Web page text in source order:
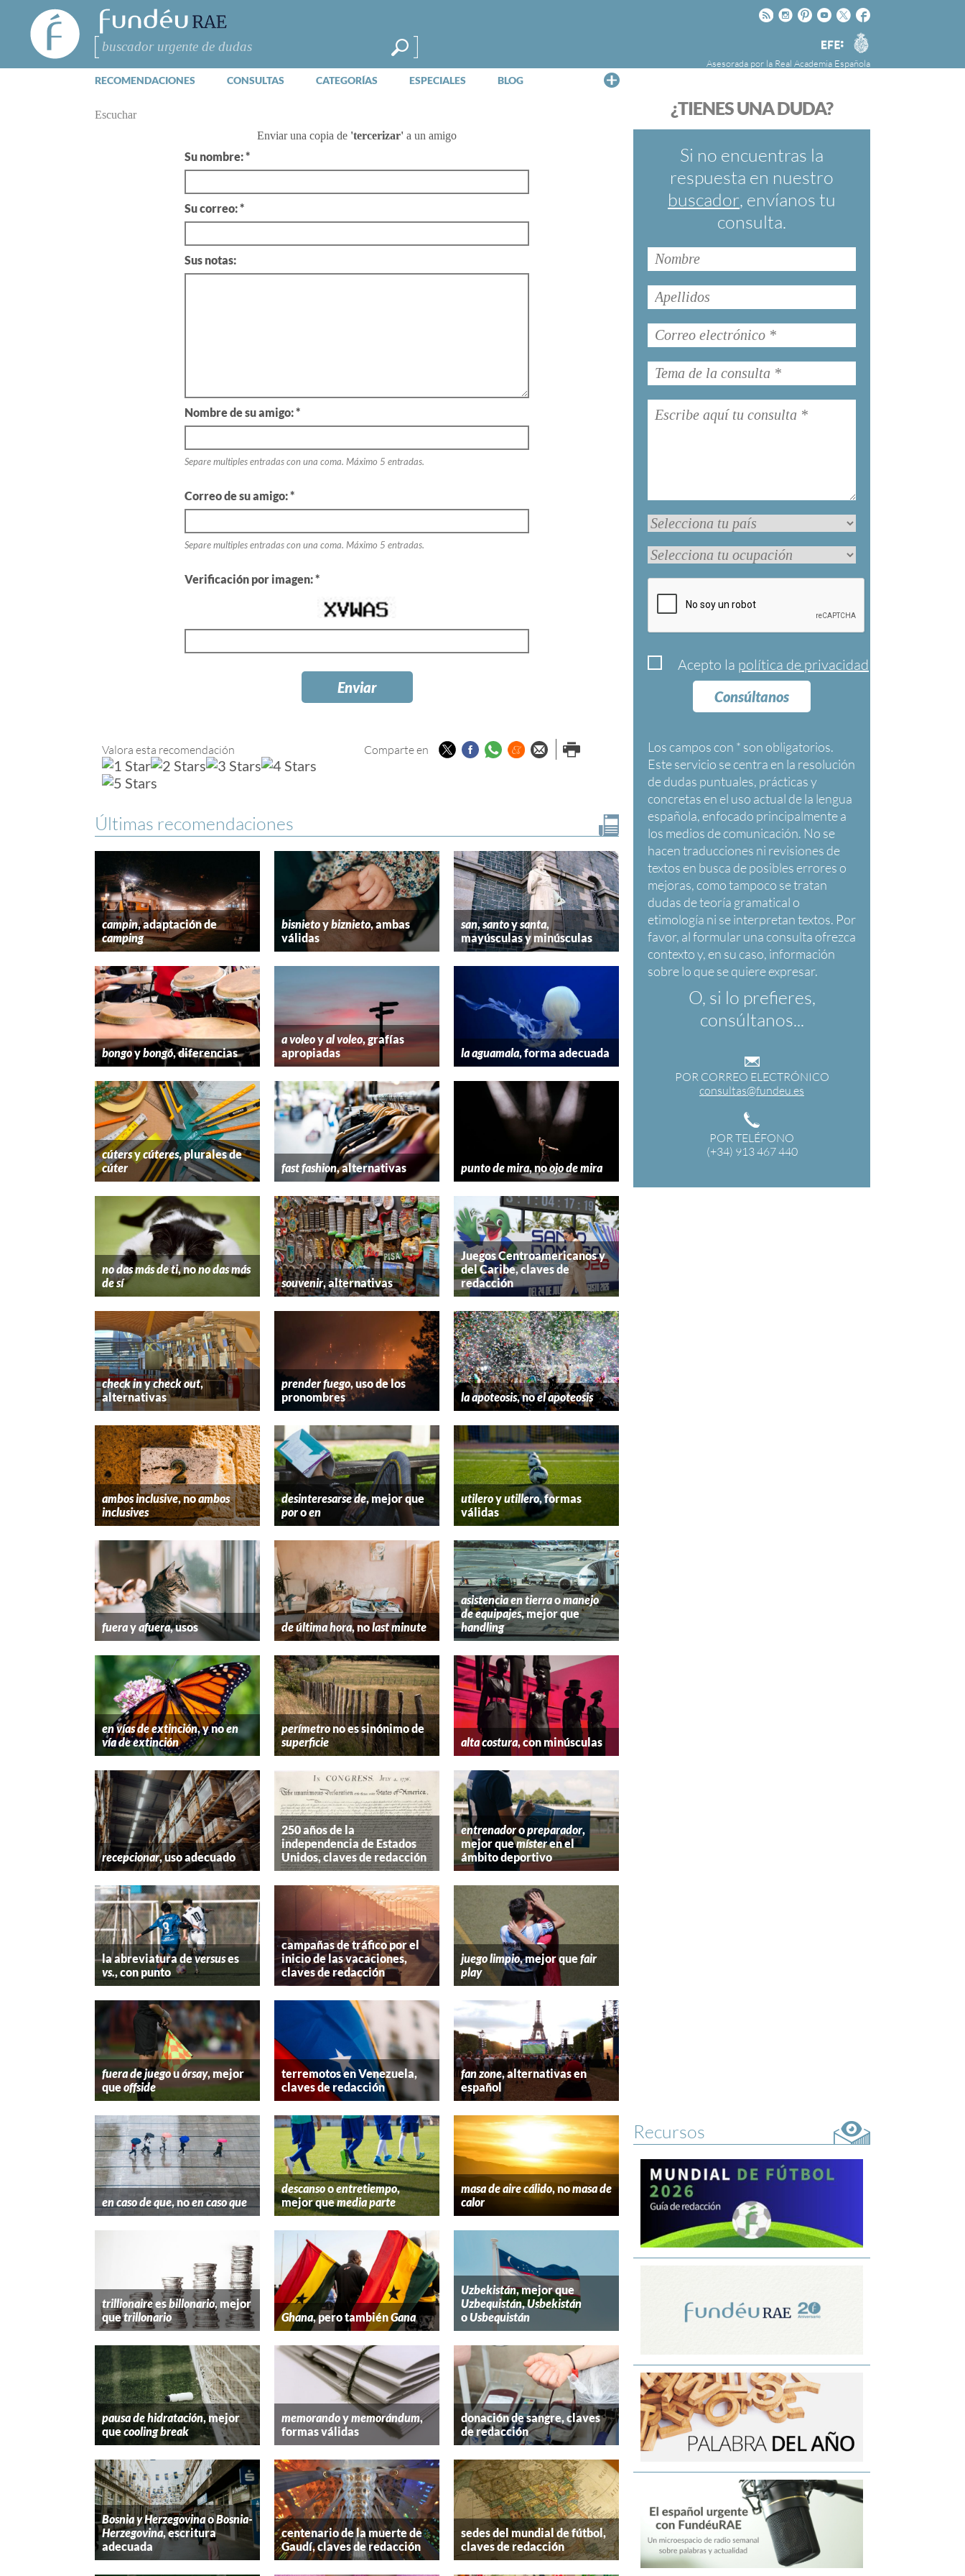
FundéuRAE
- Fundación
del Español
Urgente
Buscar
Facebook
Twitter
Youtube
Pinteres
Instagram
Rss
Agencia
EFE
Asesorada por la Real Academia Española
RECOMENDACIONES CONSULTAS CATEGORÍAS ESPECIALES BLOG
FundéuRAE es una fundación patrocinada por
cuyo objetivo es colaborar con el buen uso del
español en los medios de comunicación y en
Internet.
¿TIENES UNA DUDA?
Si no encuentras la
respuesta en nuestro
buscador, envíanos tu
consulta.
Acepto la política de privacidad
Consúltanos
Los campos con * son obligatorios
O, si lo prefieres,
consúltanos...
POR CORREO ELECTRÓNICO
consultas@fundeu.es
POR TELÉFONO
(+34) 913 467 440
Escuchar
Enviar una copia de 'tercerizar' a un amigo
Su nombre: *
Su correo: *
Sus notas:
Nombre de su amigo: *
Separe multiples entradas con una coma. Máximo 5 entradas.
Correo de su amigo: *
Separe multiples entradas con una coma. Máximo 5 entradas.
Verificación por imagen: *
Valora esta recomendación Comparte en TwitterFacebook
Whatsapp
Menéame
Enviar porImprimir
Últimas recomendaciones
campin, adaptación de
camping
bisnietoybiznieto, ambas
válidas
san,santoysanta,
mayúsculas y minúsculas
bongoybongó, diferencias
a voleoyal voleo, grafías
apropiadas
la aguamala, forma adecuada
cútersycúteres, plurales de
cúter
fast fashion, alternativas punto de mira, noojo de mira
no das más de ti, nono das más
de sí
souvenir, alternativas
Juegos Centroamericanos y
del Caribe, claves de
redacción
check inycheck out,
alternativas
prender fuego, uso de los
pronombres
la apoteosis, noel apoteosis
ambos inclusive, noambos
inclusives
desinteresarse de, mejor que
poroen
utileroyutillero, formas
válidas
fuerayafuera, usos de última hora, nolast minute
asistencia en tierraomanejo
de equipajes, mejor que
handling
en vías de extinción, y noen
vía de extinción
perímetrono es sinónimo de
superficie
alta costura, con minúsculas
recepcionar, uso adecuado
250 años de la
independencia de Estados
Unidos, claves de redacción
entrenadoropreparador,
mejor quemísteren el
ámbito deportivo
la abreviatura deversuses
vs., con punto
campañas de tráfico por el
inicio de las vacaciones,
claves de redacción
juego limpio, mejor quefair
play
fuera de juegouórsay, mejor
queoffside
terremotos en Venezuela,
claves de redacción
fan zone, alternativas en
español
en caso de que, noen caso que
descansooentretiempo,
mejor quemedia parte
masa de aire cálido, nomasa de
calor
trillionaireesbillonario, mejor
quetrillonario Ghana, pero tambiénGana
Uzbekistán, mejor que
Uzbequistán,Usbekistán
oUsbequistán
pausa de hidratación, mejor
quecooling break
memorandoymemorándum,
formas válidas
donación de sangre, claves
de redacción
Bosnia y HerzegovinaoBosnia-
Herzegovina, escritura
adecuada
centenario de la muerte de
Gaudí, claves de redacción
sedes del mundial de fútbol,
claves de redacción
Recursos